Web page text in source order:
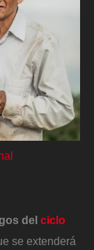
del ciclo
se extenderá